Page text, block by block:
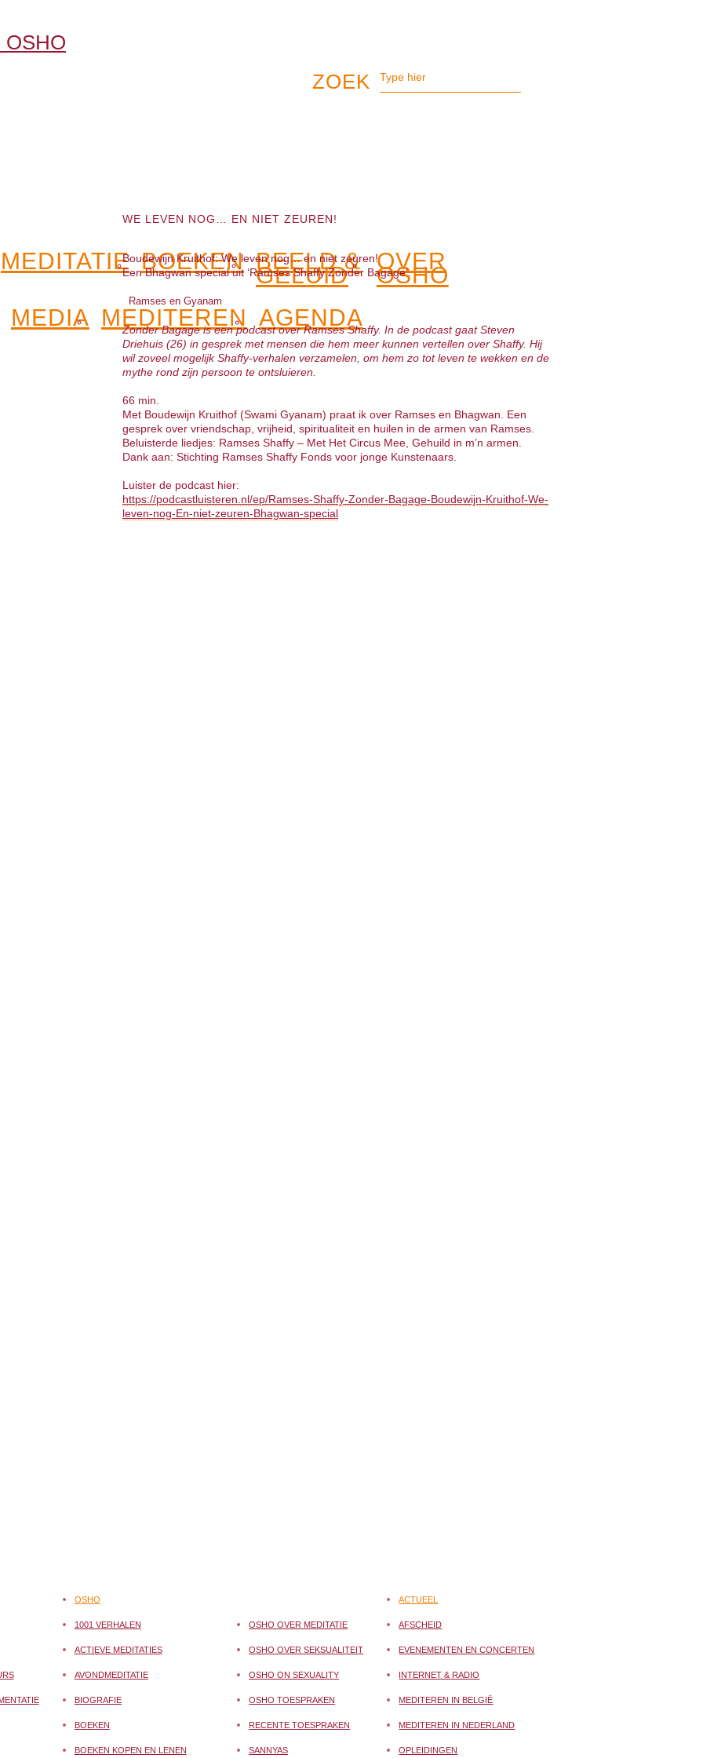
MEDITATIE BOEKEN BEELD &
GELUID
OVER
OSHO
MEDIA MEDITEREN AGENDA
WE LEVEN NOG… EN NIET ZEUREN!
Boudewijn Kruithof: We leven nog… en niet zeuren!
Een Bhagwan special uit ‘Ramses Shaffy Zonder Bagage’.
Ramses en Gyanam
Zonder Bagage is een podcast over Ramses Shaffy. In de podcast gaat Steven
Driehuis (26) in gesprek met mensen die hem meer kunnen vertellen over Shaffy. Hij
wil zoveel mogelijk Shaffy-verhalen verzamelen, om hem zo tot leven te wekken en de
mythe rond zijn persoon te ontsluieren.
66 min.
Met Boudewijn Kruithof (Swami Gyanam) praat ik over Ramses en Bhagwan. Een
gesprek over vriendschap, vrijheid, spiritualiteit en huilen in de armen van Ramses.
Beluisterde liedjes: Ramses Shaffy – Met Het Circus Mee, Gehuild in m’n armen.
Dank aan: Stichting Ramses Shaffy Fonds voor jonge Kunstenaars.
Luister de podcast hier:
https://podcastluisteren.nl/ep/Ramses-Shaffy-Zonder-Bagage-Boudewijn-Kruithof-We-
leven-nog-En-niet-zeuren-Bhagwan-special
OSHO
1001 VERHALEN
ACTIEVE MEDITATIES
AVONDMEDITATIE
BIOGRAFIE
BOEKEN
BOEKEN KOPEN EN LENEN
OSHO OVER MEDITATIE
OSHO OVER SEKSUALITEIT
OSHO ON SEXUALITY
OSHO TOESPRAKEN
RECENTE TOESPRAKEN
SANNYAS
ACTUEEL
AFSCHEID
EVENEMENTEN EN CONCERTEN
INTERNET & RADIO
MEDITEREN IN BELGIË
MEDITEREN IN NEDERLAND
OPLEIDINGEN